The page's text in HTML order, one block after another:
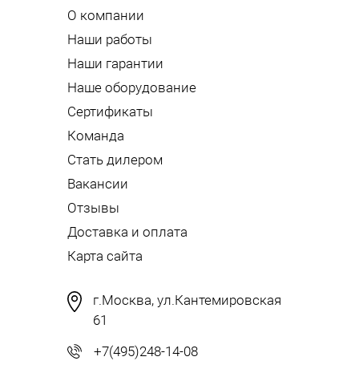
О компании
Наши работы
Наши гарантии
Наше оборудование
Сертификаты
Команда
Стать дилером
Вакансии
Отзывы
Доставка и оплата
Карта сайта
г.Москва, ул.Кантемировская
61
+7(495)248-14-08